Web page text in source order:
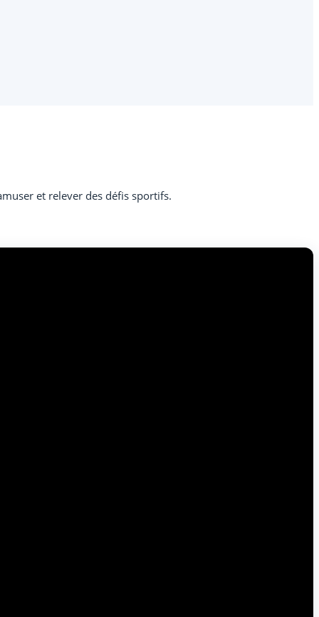
et relever des défis sportifs.